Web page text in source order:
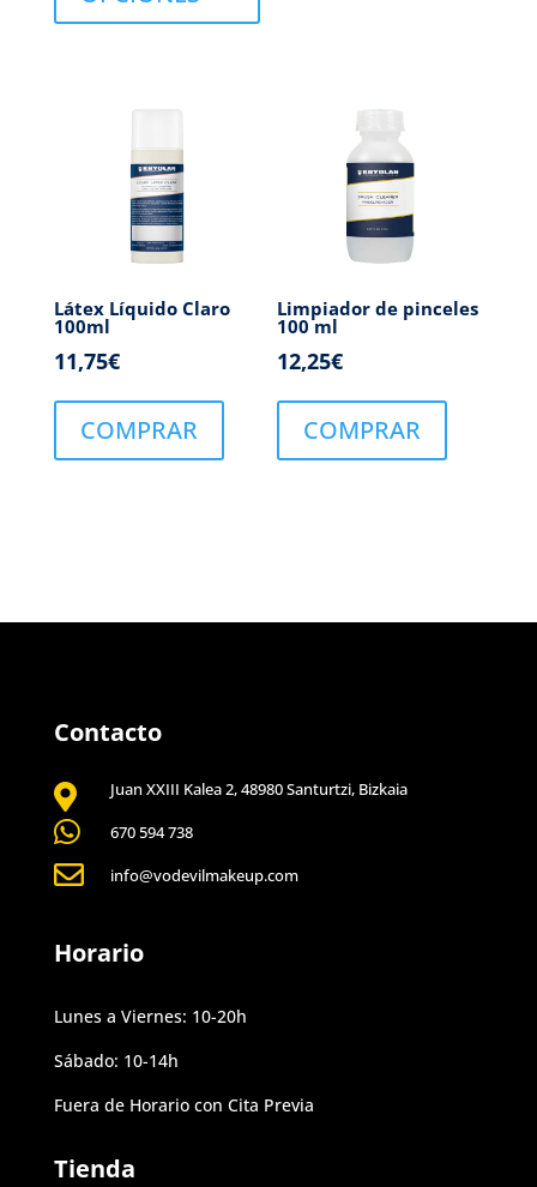
Látex Líquido Claro
100ml
11,75€
COMPRAR
Limpiador de pinceles
100 ml
12,25€
COMPRAR
Contacto
 Juan XXIII Kalea 2, 48980 Santurtzi, Bizkaia
 670 594 738
 info@vodevilmakeup.com
Horario
Lunes a Viernes: 10-20h
Sábado: 10-14h
Fuera de Horario con Cita Previa
Tienda